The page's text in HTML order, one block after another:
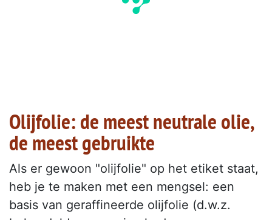
Olijfolie: de meest neutrale olie,
de meest gebruikte
Als er gewoon "olijfolie" op het etiket staat,
heb je te maken met een mengsel: een
basis van geraffineerde olijfolie (d.w.z.